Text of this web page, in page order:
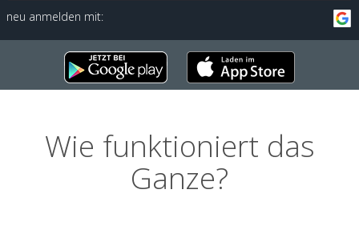
neu anmelden mit:
Wie funktioniert das
Ganze?